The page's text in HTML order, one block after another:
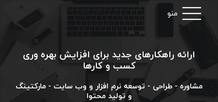
ارائه راهکارهای جدید برای افزایش بهره وری
کسب و کارها
مشاوره - طراحی - توسعه نرم افزار و وب سایت - مارکتینگ
و تولید محتوا
منو